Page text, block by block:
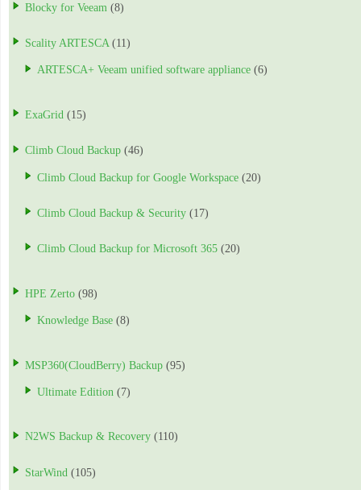
Blocky for Veeam (8)
Scality ARTESCA(11)
ARTESCA+ Veeam unified software appliance (6)
ExaGrid (15)
Climb Cloud Backup (46)
Climb Cloud Backup for Google Workspace (20)
Climb Cloud Backup & Security (17)
Climb Cloud Backup for Microsoft 365 (20)
HPE Zerto (98)
Knowledge Base (8)
MSP360(CloudBerry) Backup (95)
Ultimate Edition (7)
N2WS Backup & Recovery (110)
StarWind (105)